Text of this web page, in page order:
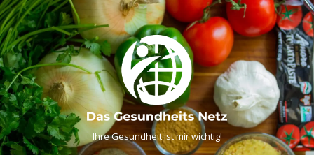
Ihre Gesundheit ist mir wichtig!